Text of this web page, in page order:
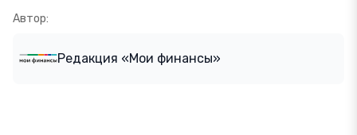
Автор:
Редакция «Мои финансы»